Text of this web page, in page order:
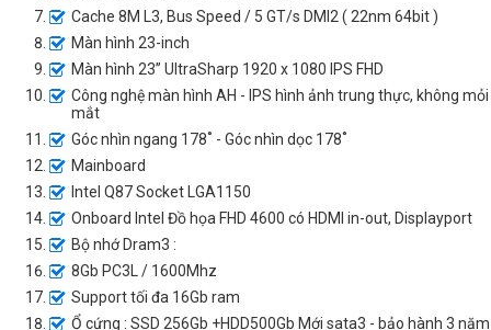
Cache 8M L3, Bus Speed / 5 GT/s DMI2 ( 22nm 64bit )
Màn hình 23-inch
Màn hình 23” UltraSharp 1920 x 1080 IPS FHD
Công nghệ màn hình AH - IPS hình ảnh trung thực, không mỏi
mắt
Góc nhìn ngang 178˚ - Góc nhìn dọc 178˚
Mainboard
Intel Q87 Socket LGA1150
Onboard Intel Đồ họa FHD 4600 có HDMI in-out, Displayport
Bộ nhớ Dram3 :
8Gb PC3L / 1600Mhz
Support tối đa 16Gb ram
Ổ cứng : SSD 256Gb +HDD500Gb Mới sata3 - bảo hành 3 năm